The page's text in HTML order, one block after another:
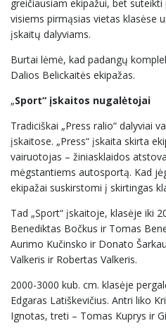
greičiausiam ekipažui, bet
visiems pirmąsias vietas klasėse
įskaitų dalyviams.
Burtai lėmė, kad padangų
Dalios Belickaitės ekipažas.
„Sport“ įskaitos nugalėtojai
Tradiciškai „Press ralio“ dalyviai
įskaitose. „Press“ įskaita skirta
vairuotojas – žiniasklaidos
mėgstantiems autosportą. Kad
ekipažai suskirstomi į skirtingas
Tad „Sport“ įskaitoje, klasėje iki
Benediktas Bočkus ir Tomas
Aurimo Kučinsko ir Donato
Valkeris ir Robertas Valkeris.
2000-3000 kub. cm. klasėje
Edgaras Latiškevičius. Antri liko
Ignotas, treti – Tomas Kuprys ir